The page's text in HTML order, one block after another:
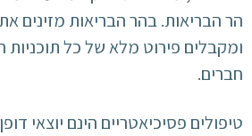
הר הבריאות. בהר הבריאות מזינים
ומקבלים פירוט מלא של כל
חברים.
טיפולים פסיכיאטריים הינם יוצאי